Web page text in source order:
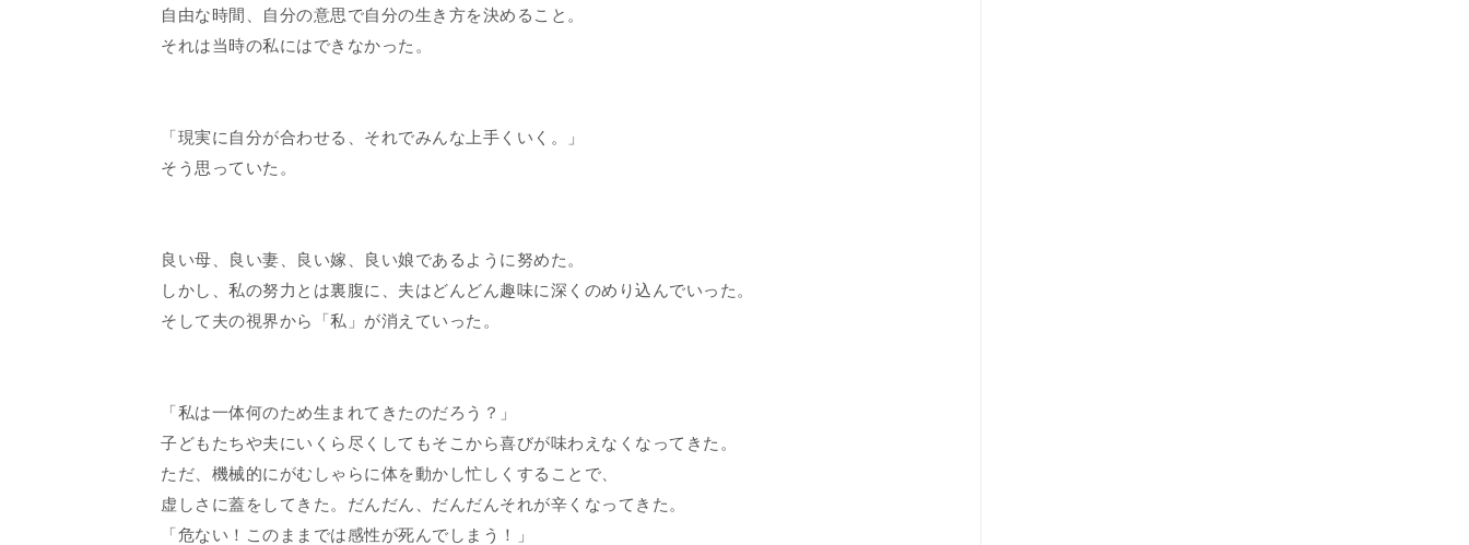
自由な時間、自分の意思で自分の生き方を決めること。
それは当時の私にはできなかった。
「現実に自分が合わせる、それでみんな上手くいく。」
そう思っていた。
良い母、良い妻、良い嫁、良い娘であるように努めた。
しかし、私の努力とは裏腹に、夫はどんどん趣味に深くのめり込んでいった。
そして夫の視界から「私」が消えていった。
「私は一体何のため生まれてきたのだろう？」
子どもたちや夫にいくら尽くしてもそこから喜びが味わえなくなってきた。
ただ、機械的にがむしゃらに体を動かし忙しくすることで、
虚しさに蓋をしてきた。だんだん、だんだんそれが辛くなってきた。
「危ない！このままでは感性が死んでしまう！」